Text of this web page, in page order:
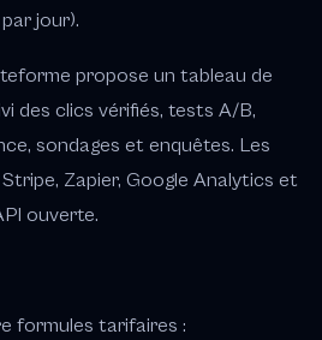
jour).
propose un tableau de
des clics vérifiés, tests A/B,
sondages et enquêtes. Les
Zapier, Google Analytics et
ouverte.
formules tarifaires :